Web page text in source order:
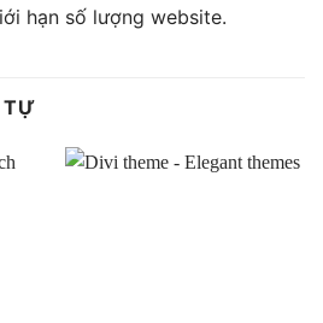
hạn số lượng website.
TỰ